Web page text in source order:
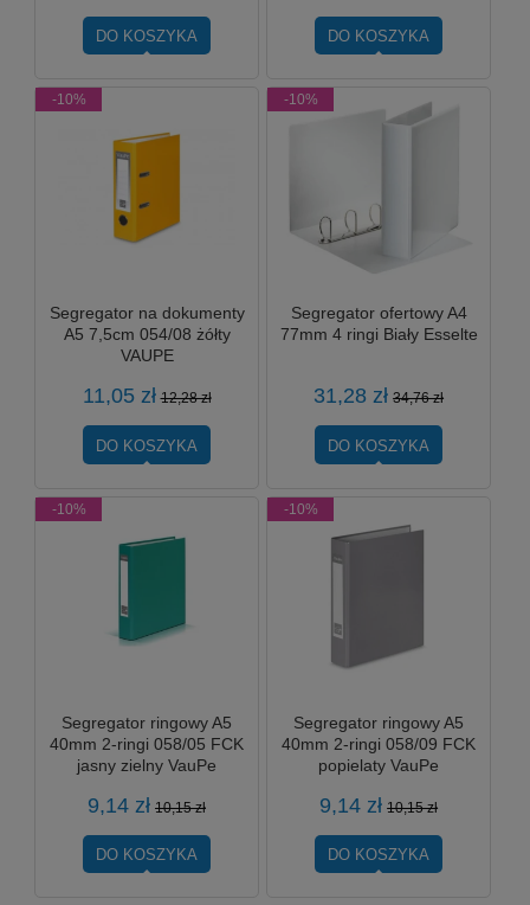
DO KOSZYKA DO KOSZYKA
Segregator na dokumenty
A5 7,5cm 054/08 żółty
VAUPE
11,05 zł 12,28 zł
DO KOSZYKA
-10%
Segregator ofertowy A4
77mm 4 ringi Biały Esselte
31,28 zł 34,76 zł
DO KOSZYKA
-10%
Segregator ringowy A5
40mm 2-ringi 058/05 FCK
jasny zielny VauPe
9,14 zł 10,15 zł
DO KOSZYKA
-10%
Segregator ringowy A5
40mm 2-ringi 058/09 FCK
popielaty VauPe
9,14 zł 10,15 zł
DO KOSZYKA
-10%